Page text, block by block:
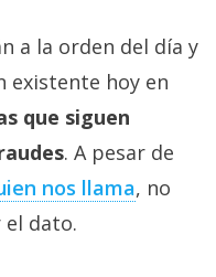
a la orden del día y
existente hoy en
que siguen
. A pesar de
nos llama, no
el dato.